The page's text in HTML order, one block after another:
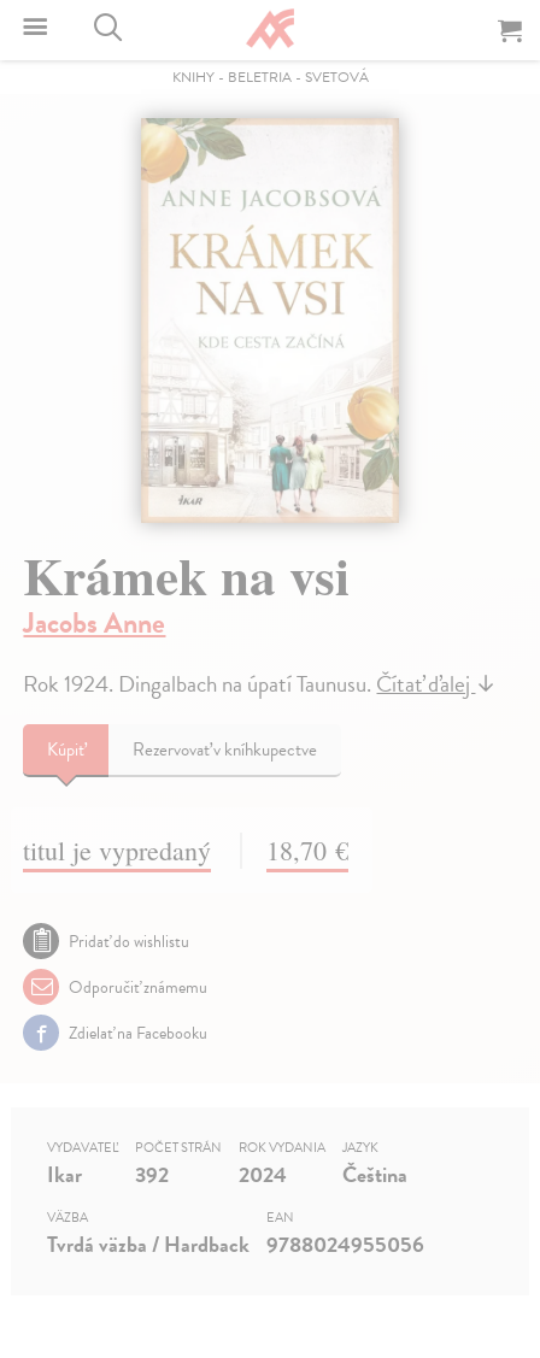
KNIHY- BELETRIA- SVETOVÁ
Krámek na vsi
Jacobs Anne
Rok 1924. Dingalbach na úpatí Taunusu. Čítať ďalej ↓
Kúpiť Rezervovať v kníhkupectve
titul je vypredaný 18,70 €
Pridať do wishlistu
Odporučiť známemu
Zdielať na Facebooku
VYDAVATEĽ
Ikar
POČET STRÁN
392
ROK VYDANIA
2024
JAZYK
Čeština
VÄZBA
Tvrdá väzba / Hardback
EAN
9788024955056